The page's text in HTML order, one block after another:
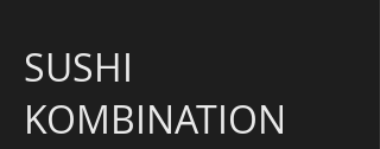
SUSHI
KOMBINATION